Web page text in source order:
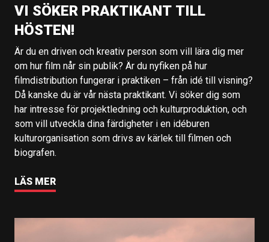
VI SÖKER PRAKTIKANT TILL
HÖSTEN!
Är du en driven och kreativ person som vill lära dig mer
om hur film når sin publik? Är du nyfiken på hur
filmdistribution fungerar i praktiken – från idé till visning?
Då kanske du är vår nästa praktikant. Vi söker dig som
har intresse för projektledning och kulturproduktion, och
som vill utveckla dina färdigheter i en idéburen
kulturorganisation som drivs av kärlek till filmen och
biografen.
LÄS MER